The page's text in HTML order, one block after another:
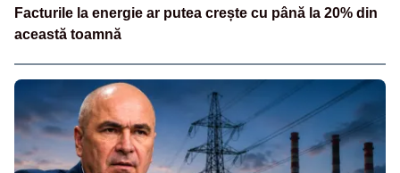
Facturile la energie ar putea crește cu până la 20% din
această toamnă